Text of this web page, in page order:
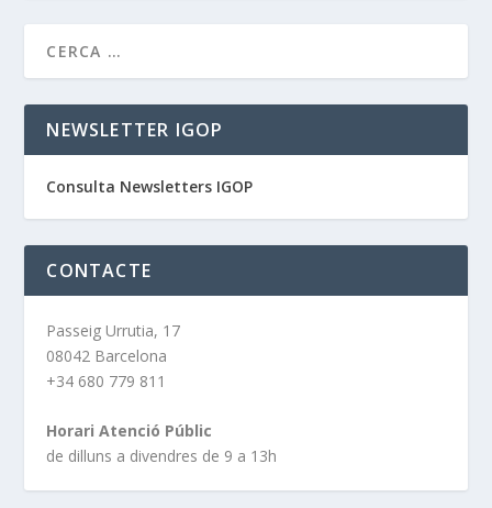
NEWSLETTER IGOP
Consulta Newsletters IGOP
CONTACTE
Passeig Urrutia, 17
08042 Barcelona
+34 680 779 811
Horari Atenció Públic
de dilluns a divendres de 9 a 13h